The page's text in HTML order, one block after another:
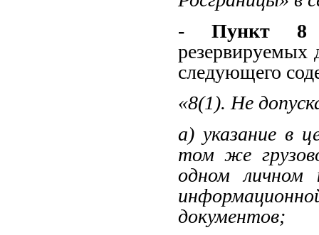
- Пункт 8
резервируемых
следующего
«8(1). Не
а) указание в
том же
одном личном
документов;